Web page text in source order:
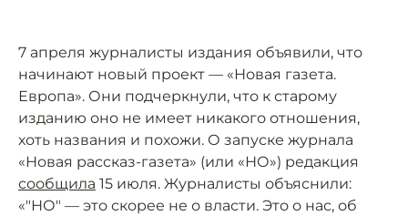
7 апреля журналисты издания объявили, что
начинают новый проект — «Новая газета.
Европа». Они подчеркнули, что к старому
изданию оно не имеет никакого отношения,
хоть названия и похожи. О запуске журнала
«Новая рассказ-газета» (или «НО») редакция
сообщила 15 июля. Журналисты объяснили:
«"НО" — это скорее не о власти. Это о нас, об